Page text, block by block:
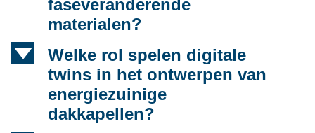
faseveranderende
materialen?
d
Welke rol spelen digitale
twins in het ontwerpen van
energiezuinige
dakkapellen?